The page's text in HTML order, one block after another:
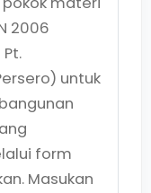
2006
untuk
form
Masukan